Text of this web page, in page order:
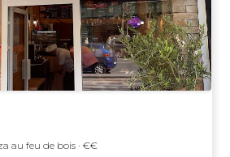
au feu de bois · €€